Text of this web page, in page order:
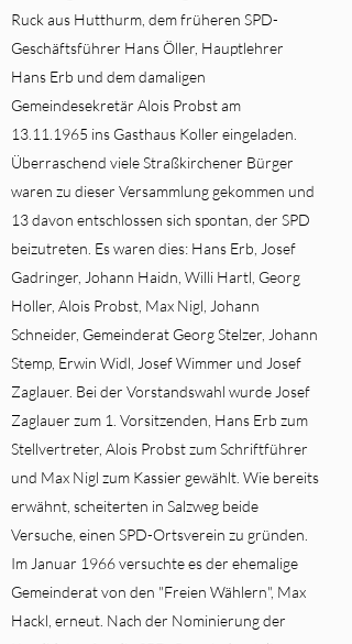
Ruck aus Hutthurm, dem früheren SPD-
Geschäftsführer Hans Öller, Hauptlehrer
Hans Erb und dem damaligen
Gemeindesekretär Alois Probst am
13.11.1965 ins Gasthaus Koller eingeladen.
Überraschend viele Straßkirchener Bürger
waren zu dieser Versammlung gekommen und
13 davon entschlossen sich spontan, der SPD
beizutreten. Es waren dies: Hans Erb, Josef
Gadringer, Johann Haidn, Willi Hartl, Georg
Holler, Alois Probst, Max Nigl, Johann
Schneider, Gemeinderat Georg Stelzer, Johann
Stemp, Erwin Widl, Josef Wimmer und Josef
Zaglauer. Bei der Vorstandswahl wurde Josef
Zaglauer zum 1. Vorsitzenden, Hans Erb zum
Stellvertreter, Alois Probst zum Schriftführer
und Max Nigl zum Kassier gewählt. Wie bereits
erwähnt, scheiterten in Salzweg beide
Versuche, einen SPD-Ortsverein zu gründen.
Im Januar 1966 versuchte es der ehemalige
Gemeinderat von den "Freien Wählern", Max
Hackl, erneut. Nach der Nominierung der